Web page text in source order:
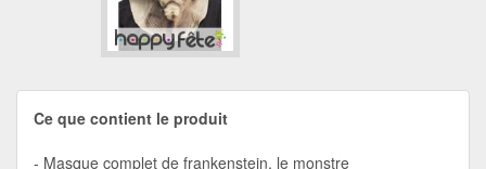
Ce que contient le produit
Masque complet de frankenstein, le monstre